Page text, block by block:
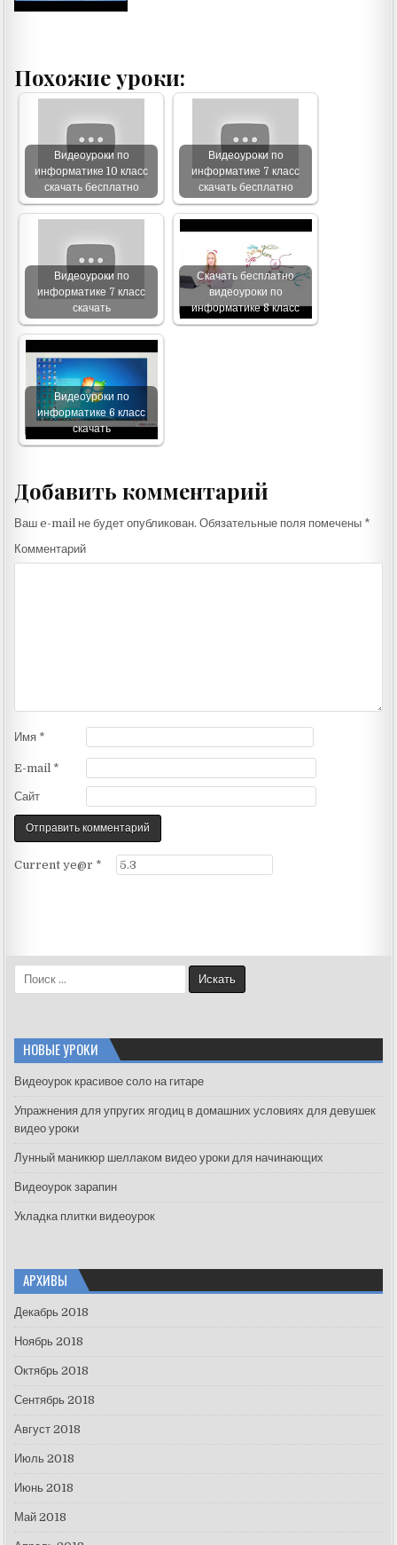
Похожие уроки:
Видеоуроки по
информатике 10 класс
скачать бесплатно
Видеоуроки по
информатике 7 класс
скачать бесплатно
Видеоуроки по
информатике 7 класс
скачать
Скачать бесплатно
видеоуроки по
информатике 8 класс
Видеоуроки по
информатике 6 класс
скачать
Добавить комментарий
Ваш e-mail не будет опубликован. Обязательные поля помечены *
Комментарий
Имя *
E-mail *
Сайт
Current ye@r *
e
h
f
r
:
НОВЫЕ УРОКИ
Видеоурок красивое соло на гитаре
Упражнения для упругих ягодиц в домашних условиях для девушек
видео уроки
Лунный маникюр шеллаком видео уроки для начинающих
Видеоурок зарапин
Укладка плитки видеоурок
АРХИВЫ
Декабрь 2018
Ноябрь 2018
Октябрь 2018
Сентябрь 2018
Август 2018
Июль 2018
Июнь 2018
Май 2018